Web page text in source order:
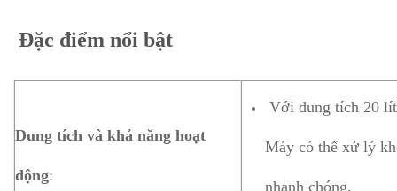
Đặc điểm nổi bật
Dung tích và khả năng hoạt
động:
Với dung tích 20
Máy có thể xử lý
nhanh chóng.